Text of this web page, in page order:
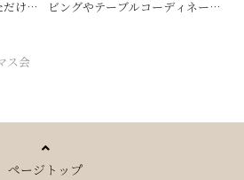
ける
もよ
ビングやテーブルコーディネート
ス会
ページトップ